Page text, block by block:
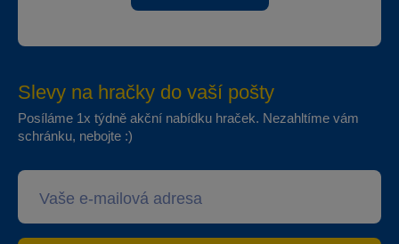
Slevy na hračky do vaší pošty
Posíláme 1x týdně akční nabídku hraček. Nezahltíme vám
schránku, nebojte :)